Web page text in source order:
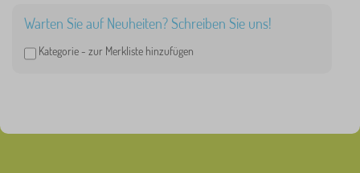
Warten Sie auf Neuheiten? Schreiben Sie uns!
Kategorie - zur Merkliste hinzufügen